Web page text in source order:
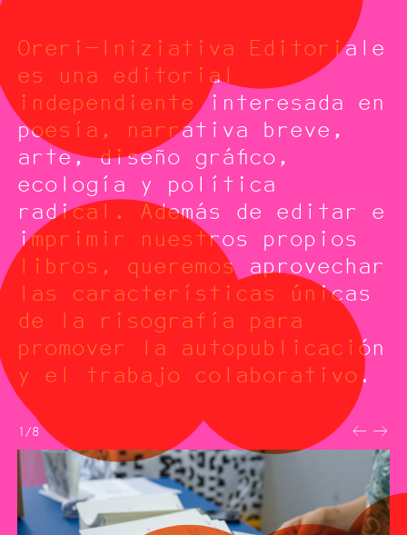
Oreri—Iniziativa Editoriale
es una editorial
independiente interesada en
poesía, narrativa breve,
arte, diseño gráfico,
ecología y política
radical. Además de editar e
imprimir nuestros propios
libros, queremos aprovechar
las características únicas
de la risografía para
promover la autopublicación
y el trabajo colaborativo.
1/8